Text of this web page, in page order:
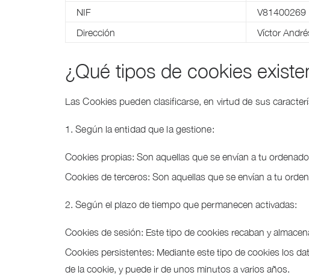
NIF
V81400269
Dirección
Víctor
¿Qué tipos de cookies
Las Cookies pueden clasificarse, en virtud de sus
1. Según la entidad que la gestione:
Cookies propias: Son aquellas que se envían a tu
Cookies de terceros: Son aquellas que se envían a tu
2. Según el plazo de tiempo que permanecen activadas:
Cookies de sesión: Este tipo de cookies recaban y
Cookies persistentes: Mediante este tipo de cookies los
de la cookie, y puede ir de unos minutos a varios años.